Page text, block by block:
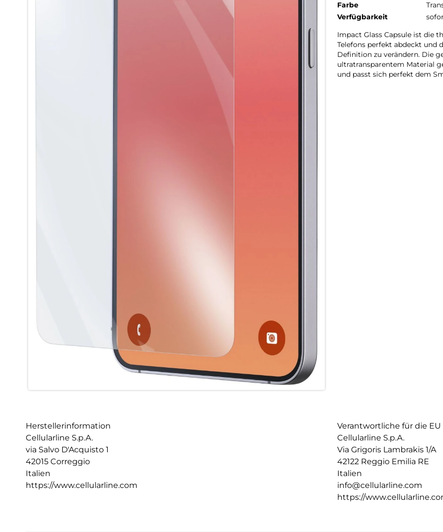
Farbe
Verfügbarkeit
Impact Glass Capsule ist die
Telefons perfekt abdeckt und
Definition zu verändern. Die
ultratransparentem Material
und passt sich perfekt dem
Herstellerinformation
Cellularline S.p.A.
via Salvo D'Acquisto 1
42015 Correggio
Italien
https://www.cellularline.com
Verantwortliche für die EU
Cellularline S.p.A.
Via Grigoris Lambrakis 1/A
42122 Reggio Emilia RE
Italien
info@cellularline.com
https://